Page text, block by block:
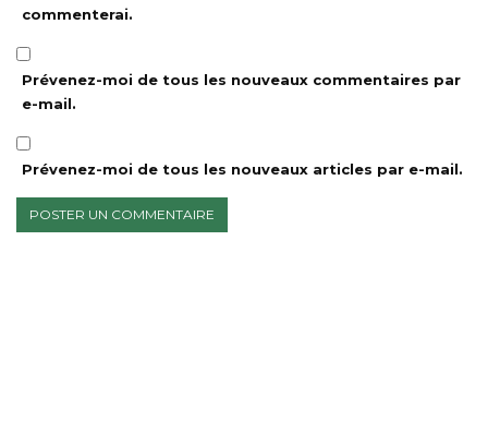
commenterai.
Prévenez-moi de tous les nouveaux commentaires par
e-mail.
Prévenez-moi de tous les nouveaux articles par e-mail.